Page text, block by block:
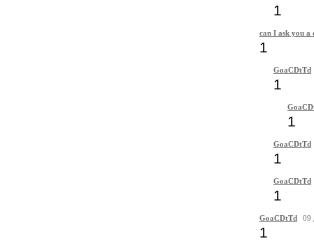
1
can I ask you a
1
GoaCDtTd
1
1
GoaCDtTd
1
GoaCDtTd
1
GoaCDtTd 09
1